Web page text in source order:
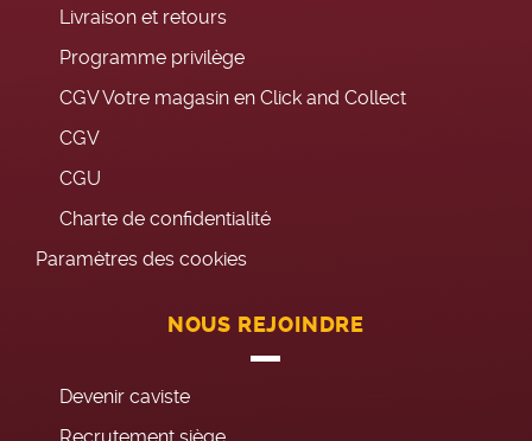
Livraison et retours
Programme privilège
CGV Votre magasin en Click and Collect
CGV
CGU
Charte de confidentialité
Paramètres des cookies
NOUS REJOINDRE
Devenir caviste
Recrutement siège